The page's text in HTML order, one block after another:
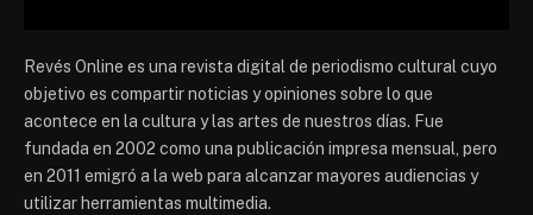
Revés Online es una revista digital de periodismo cultural cuyo
objetivo es compartir noticias y opiniones sobre lo que
acontece en la cultura y las artes de nuestros días. Fue
fundada en 2002 como una publicación impresa mensual, pero
en 2011 emigró a la web para alcanzar mayores audiencias y
utilizar herramientas multimedia.